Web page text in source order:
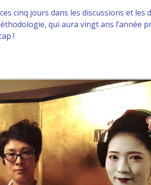
cinq jours dans les discussions et les
qui aura vingt ans l’année
!